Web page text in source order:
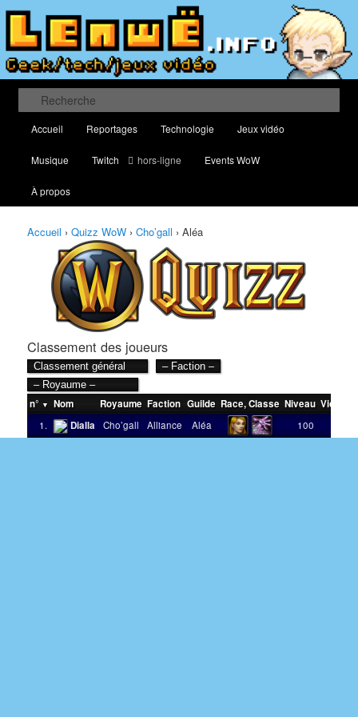
Aller
contenu
principal
Aller
contenu
secondaireLenwë – Culture geek, tech et jeux
vidéo
Classement des meilleurs joueurs au Quizz World of Warcraft
Recherche
principal
Accueil Reportages Technologie Jeux vidéo
Musique Twitch hors-ligne Events WoW
À propos
Accueil › Quizz WoW › Cho’gall › Aléa
Classement des joueurs
n° Nom Royaume Faction Guilde Race,Classe Niveau
1. Dialla Cho’gall Alliance Aléa 100